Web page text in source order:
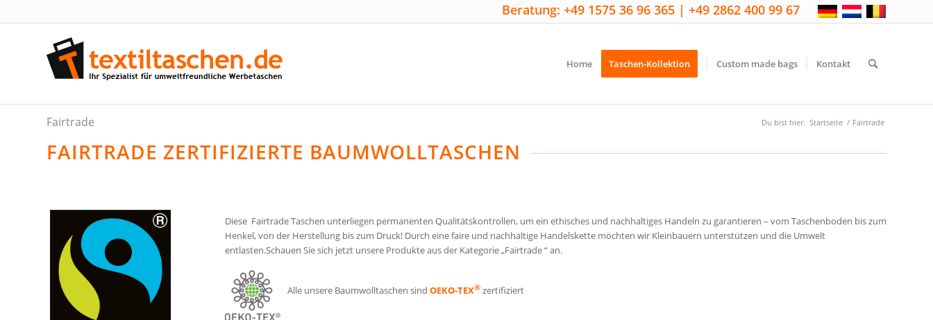
Beratung: +49 1575 36 96 365 | +49 2862 400 99 67
Home Taschen-Kollektion Custom made bags Kontakt
Fairtrade Du bist hier: Startseite / Fairtrade
FAIRTRADE ZERTIFIZIERTE BAUMWOLLTASCHEN
Diese Fairtrade Taschen unterliegen permanenten Qualitätskontrollen, um ein ethisches und nachhaltiges Handeln zu garantieren – vom Taschenboden bis zum
Henkel, von der Herstellung bis zum Druck! Durch eine faire und nachhaltige Handelskette möchten wir Kleinbauern unterstützen und die Umwelt
entlasten.Schauen Sie sich jetzt unsere Produkte aus der Kategorie „Fairtrade “ an.
Alle unsere Baumwolltaschen sind OEKO-TEX® zertifiziert